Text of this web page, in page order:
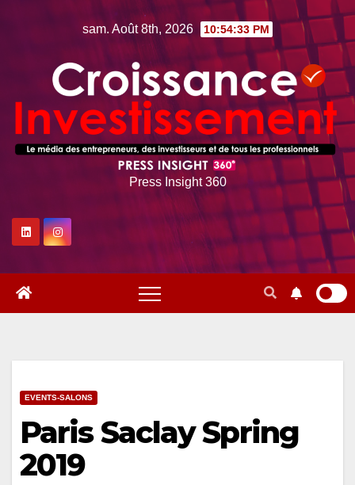
sam. Août 8th, 2026 10:54:34 PM
Press Insight 360
EVENTS-SALONS
Paris Saclay Spring
2019